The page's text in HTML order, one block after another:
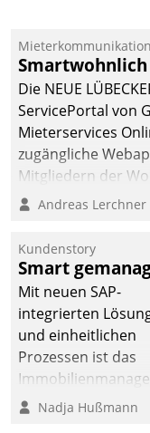
dafür ein Team
bestehend aus
und PropTech.
Mieterkommunikation
Die NEUE
ServicePortal von
Mieterservices
zugängliche
Mitgliedern der
Kontaktaufnahme
Andreas Lerchner
Kundenstory
Smart
Mit neuen SAP-
integrierten
und einheitlichen
Prozessen ist das
der Bayerischen
Nadja Hußmann